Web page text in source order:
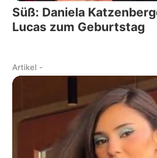
Süß: Daniela
Lucas zum Geburtstag
Artikel -